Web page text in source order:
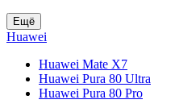
Ещё
Huawei
Huawei Mate X7
Huawei Pura 80 Ultra
Huawei Pura 80 Pro